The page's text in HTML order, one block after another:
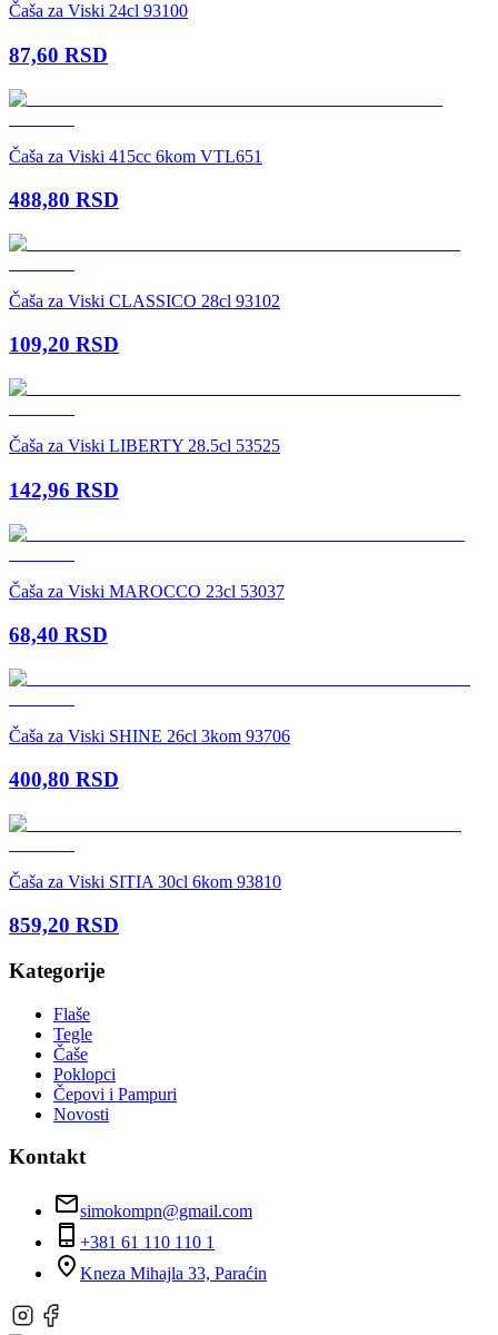
Čaša za Viski 24cl 93100
87,60 RSD
Čaša za Viski 415cc 6kom VTL651
488,80 RSD
Čaša za Viski CLASSICO 28cl 93102
109,20 RSD
Čaša za Viski LIBERTY 28.5cl 53525
142,96 RSD
Čaša za Viski MAROCCO 23cl 53037
68,40 RSD
Čaša za Viski SHINE 26cl 3kom 93706
400,80 RSD
Čaša za Viski SITIA 30cl 6kom 93810
859,20 RSD
Kategorije
Flaše
Tegle
Čaše
Poklopci
Čepovi i Pampuri
Novosti
Kontakt
simokompn@gmail.com
+381 61 110 110 1
Kneza Mihajla 33, Paraćin